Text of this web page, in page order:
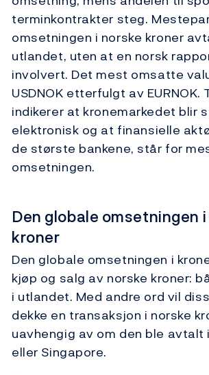
terminkontrakter steg.
omsetningen i norske kroner
utlandet, uten at en norsk
involvert. Det mest omsatte
USDNOK etterfulgt av EURNOK.
indikerer at kronemarkedet blir
elektronisk og at finansielle
de største bankene, står for
omsetningen.
Den globale omsetningen
kroner
Den globale omsetningen i
kjøp og salg av norske kroner:
i utlandet. Med andre ord vil
dekke en transaksjon i norske
uavhengig av om den ble avtalt
eller Singapore.